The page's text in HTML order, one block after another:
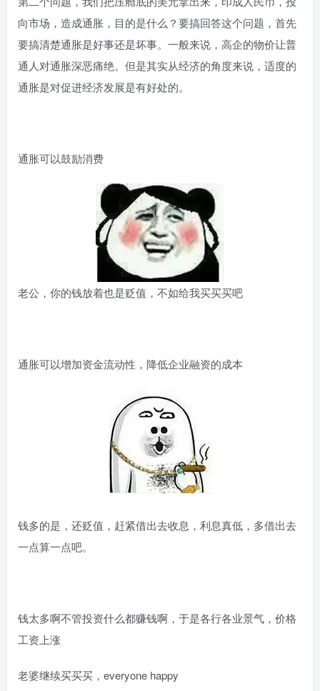
向市场，造成通胀，目的是什么？要搞回答这个问题，首先
要搞清楚通胀是好事还是坏事。一般来说，高企的物价让普
通人对通胀深恶痛绝。但是其实从经济的角度来说，适度的
通胀是对促进经济发展是有好处的。
通胀可以鼓励消费
老公，你的钱放着也是贬值，不如给我买买买吧
通胀可以增加资金流动性，降低企业融资的成本
钱多的是，还贬值，赶紧借出去收息，利息真低，多借出去
一点算一点吧。
钱太多啊不管投资什么都赚钱啊，于是各行各业景气，价格
工资上涨
老婆继续买买买，everyone happy